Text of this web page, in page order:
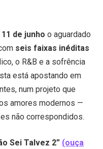
11 de junho o aguardado
seis faixas inéditas
o R&B e a sofrência
está apostando em
num projeto que
amores modernos —
não correspondidos.
Sei Talvez 2” (ouça